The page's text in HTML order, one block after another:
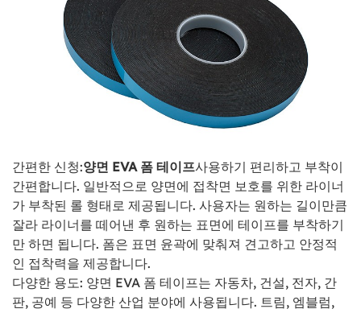
간편한 신청:양면 EVA 폼 테이프사용하기 편리하고 부착이
간편합니다. 일반적으로 양면에 접착면 보호를 위한 라이너
가 부착된 롤 형태로 제공됩니다. 사용자는 원하는 길이만큼
잘라 라이너를 떼어낸 후 원하는 표면에 테이프를 부착하기
만 하면 됩니다. 폼은 표면 윤곽에 맞춰져 견고하고 안정적
인 접착력을 제공합니다.
다양한 용도: 양면 EVA 폼 테이프는 자동차, 건설, 전자, 간
판, 공예 등 다양한 산업 분야에 사용됩니다. 트림, 엠블럼,